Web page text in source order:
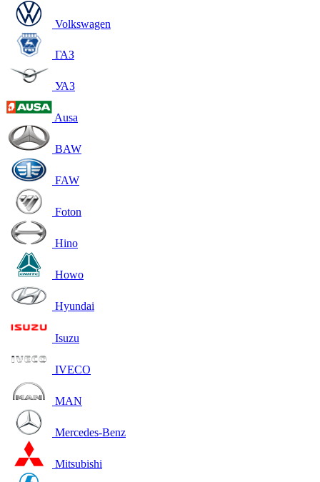
Volkswagen
ГАЗ
УАЗ
Ausa
BAW
FAW
Foton
Hino
Howo
Hyundai
Isuzu
IVECO
MAN
Mercedes-Benz
Mitsubishi